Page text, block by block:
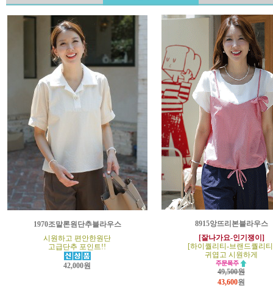
1970조말론원단추블라우스
시원하고 편안한원단
고급단추 포인트!!
42,000원
8915앙뜨리본블라우스
[잘나가요-인기쟁이]
[하이퀄리티-브랜드퀄리
귀엽고 시원하게
49,500원
43,600원